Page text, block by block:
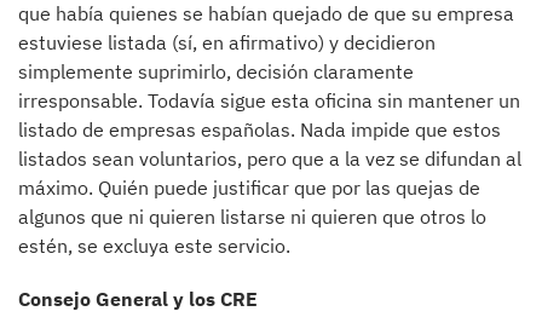
que había quienes se habían quejado de que su empresa
estuviese listada (sí, en afirmativo) y decidieron
simplemente suprimirlo, decisión claramente
irresponsable. Todavía sigue esta oficina sin mantener un
listado de empresas españolas. Nada impide que estos
listados sean voluntarios, pero que a la vez se difundan al
máximo. Quién puede justificar que por las quejas de
algunos que ni quieren listarse ni quieren que otros lo
estén, se excluya este servicio.
Consejo General y los CRE